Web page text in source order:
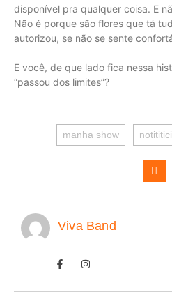
disponível pra qualquer coisa. E
Não é porque são flores que tá
autorizou, se não se sente
E você, de que lado fica nessa
“passou dos limites”?
manha show
Viva Band